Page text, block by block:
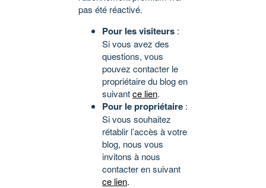
pas été réactivé.
Pour les visiteurs :
Si vous avez des
questions, vous
pouvez contacter le
propriétaire du blog en
suivantce lien.
Pour le propriétaire :
Si vous souhaitez
rétablir l’accès à votre
blog, nous vous
invitons à nous
contacter en suivant
ce lien.